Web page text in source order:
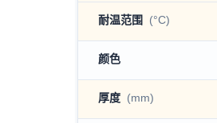
耐温范围 (°C)
颜色
厚度 (mm)